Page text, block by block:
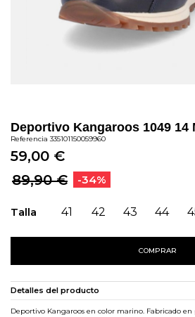
Deportivo Kangaroos 1049 14
Referencia 335101150059960
59,00 €
89,90 €
-34%
Talla 41 42 43 44
COMPRAR
Detalles del producto
Deportivo Kangaroos en color marino. Fabricado en